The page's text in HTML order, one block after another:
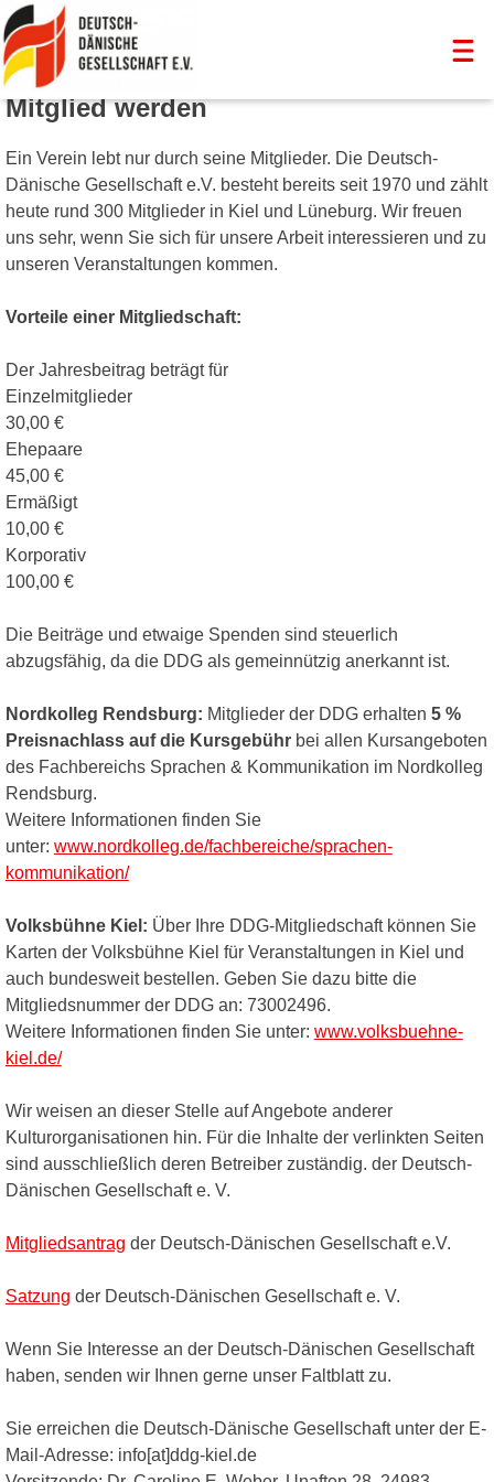
Skip
content
Mitglied werden
Ein Verein lebt nur durch seine Mitglieder. Die Deutsch-
Dänische Gesellschaft e.V. besteht bereits seit 1970 und zählt
heute rund 300 Mitglieder in Kiel und Lüneburg. Wir freuen
uns sehr, wenn Sie sich für unsere Arbeit interessieren und zu
unseren Veranstaltungen kommen.
Vorteile einer Mitgliedschaft:
Der Jahresbeitrag beträgt für
Einzelmitglieder
30,00 €
Ehepaare
45,00 €
Ermäßigt
10,00 €
Korporativ
100,00 €
Die Beiträge und etwaige Spenden sind steuerlich
abzugsfähig, da die DDG als gemeinnützig anerkannt ist.
Nordkolleg Rendsburg: Mitglieder der DDG erhalten 5 %
Preisnachlass auf die Kursgebührbei allen Kursangeboten
des Fachbereichs Sprachen & Kommunikation im Nordkolleg
Rendsburg.
Weitere Informationen finden Sie
unter: www.nordkolleg.de/fachbereiche/sprachen-
kommunikation/
Volksbühne Kiel: Über Ihre DDG-Mitgliedschaft können Sie
Karten der Volksbühne Kiel für Veranstaltungen in Kiel und
auch bundesweit bestellen. Geben Sie dazu bitte die
Mitgliedsnummer der DDG an: 73002496.
Weitere Informationen finden Sie unter: www.volksbuehne-
kiel.de/
Wir weisen an dieser Stelle auf Angebote anderer
Kulturorganisationen hin. Für die Inhalte der verlinkten Seiten
sind ausschließlich deren Betreiber zuständig. der Deutsch-
Dänischen Gesellschaft e. V.
Mitgliedsantrag der Deutsch-Dänischen Gesellschaft e.V.
Satzung der Deutsch-Dänischen Gesellschaft e. V.
Wenn Sie Interesse an der Deutsch-Dänischen Gesellschaft
haben, senden wir Ihnen gerne unser Faltblatt zu.
Sie erreichen die Deutsch-Dänische Gesellschaft unter der E-
Mail-Adresse: info[at]ddg-kiel.de